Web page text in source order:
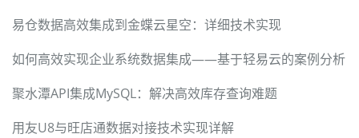
易仓数据高效集成到金蝶云星空：详细技术实现
如何高效实现企业系统数据集成——基于轻易云的案例分析
聚水潭API集成MySQL：解决高效库存查询难题
用友U8与旺店通数据对接技术实现详解